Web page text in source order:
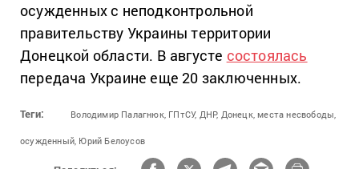
осужденных с неподконтрольной
правительству Украины территории
Донецкой области. В августе состоялась
передача Украине еще 20 заключенных.
Теги: Володимир Палагнюк, ГПтСУ, ДНР, Донецк, места несвободы,
осужденный, Юрий Белоусов